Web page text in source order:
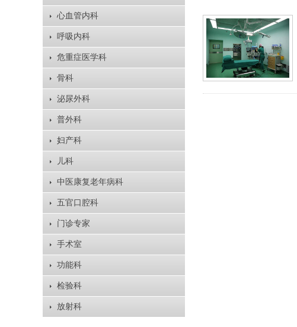
心血管内科
呼吸内科
危重症医学科
骨科
泌尿外科
普外科
妇产科
儿科
中医康复老年病科
五官口腔科
门诊专家
手术室
功能科
检验科
放射科